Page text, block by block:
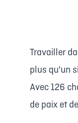
Travailler
plus qu'un
Avec 126
de paix et